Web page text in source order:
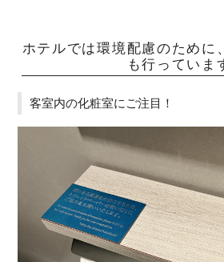
ホテルでは環境配慮のために
も行っていま
客室内の化粧室にご注目！